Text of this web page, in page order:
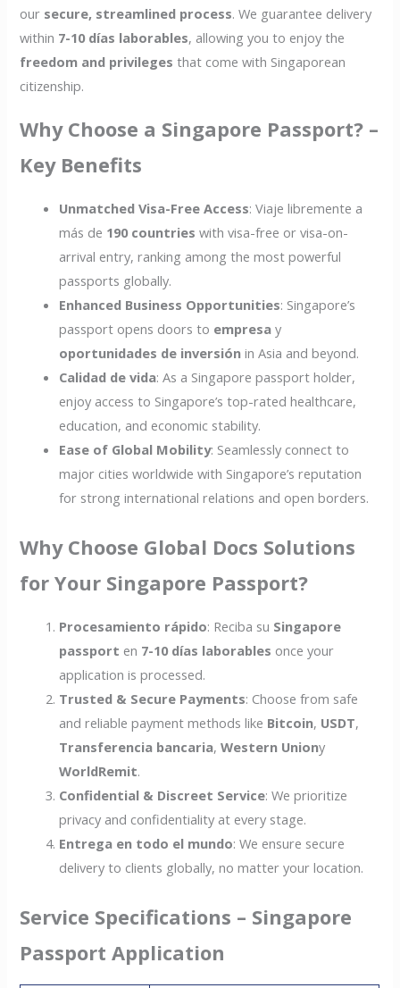
our secure, streamlined process. We guarantee delivery
within 7-10 días laborables, allowing you to enjoy the
freedom and privileges that come with Singaporean
citizenship.
Why Choose a Singapore Passport? –
Key Benefits
Unmatched Visa-Free Access: Viaje libremente a
más de 190 countries with visa-free or visa-on-
arrival entry, ranking among the most powerful
passports globally.
Enhanced Business Opportunities: Singapore’s
passport opens doors to empresa y
oportunidades de inversión in Asia and beyond.
Calidad de vida: As a Singapore passport holder,
enjoy access to Singapore’s top-rated healthcare,
education, and economic stability.
Ease of Global Mobility: Seamlessly connect to
major cities worldwide with Singapore’s reputation
for strong international relations and open borders.
Why Choose Global Docs Solutions
for Your Singapore Passport?
Procesamiento rápido: Reciba su Singapore
passport en 7-10 días laborables once your
application is processed.
Trusted & Secure Payments: Choose from safe
and reliable payment methods like Bitcoin, USDT,
Transferencia bancaria,Western Uniony
WorldRemit.
Confidential & Discreet Service: We prioritize
privacy and confidentiality at every stage.
Entrega en todo el mundo: We ensure secure
delivery to clients globally, no matter your location.
Service Specifications – Singapore
Passport Application